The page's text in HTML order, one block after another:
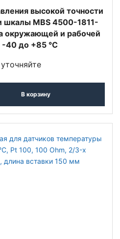
высокой точности
шкалы MBS 4500-1811-
окружающей и рабочей
40 до +85 °C
В корзину